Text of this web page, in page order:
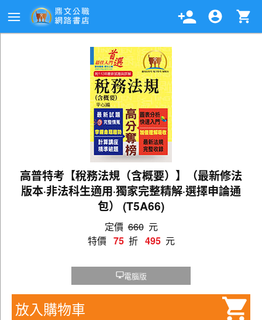
高普特考【稅務法規（含概要）】（最新修法
版本‧非法科生適用‧獨家完整精解‧選擇申論通
包） (T5A66)
定價 660 元
特價 75 折 495 元
電腦版
放入購物車